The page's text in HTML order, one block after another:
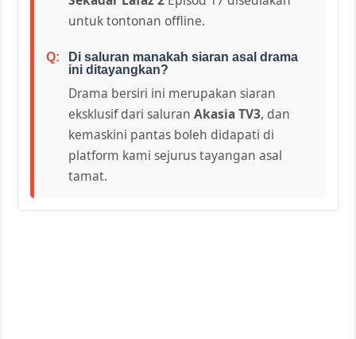
untuk tontonan offline.
Di saluran manakah siaran asal drama
ini ditayangkan?
Drama bersiri ini merupakan siaran
eksklusif dari saluranAkasia TV3, dan
kemaskini pantas boleh didapati di
platform kami sejurus tayangan asal
tamat.